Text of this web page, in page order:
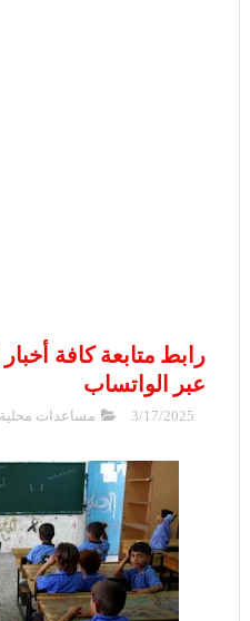
رابط متابعة كافة
عبر الواتساب
3/17/2025 مساعدات محلية